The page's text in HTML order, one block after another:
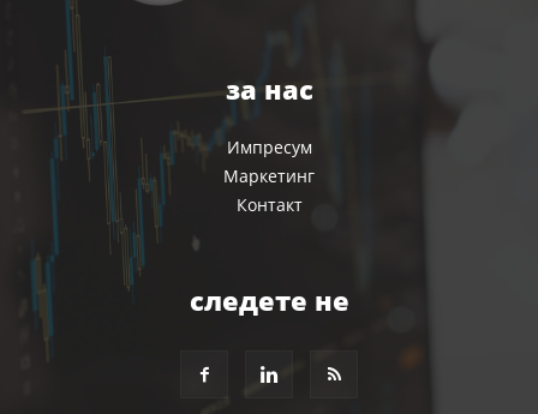
за нас
Импресум
Маркетинг
Контакт
следете не